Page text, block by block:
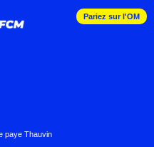
Pariez sur l'OM
paye Thauvin